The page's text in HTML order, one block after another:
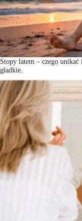
Stopy latem – czego
gładkie.